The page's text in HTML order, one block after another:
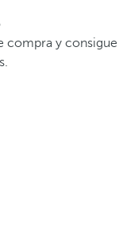
compra y consigue